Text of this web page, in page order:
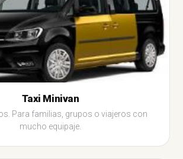
Taxi Minivan
Para familias, grupos o viajeros con
mucho equipaje.